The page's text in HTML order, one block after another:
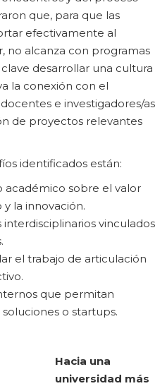
que, para que las
efectivamente al
no alcanza con programas
desarrollar una cultura
la conexión con el
e investigadores/as
de proyectos relevantes
identificados están:
académico sobre el valor
la innovación.
vinculados
el trabajo de articulación
que permitan
o startups.
Hacia una
universidad más